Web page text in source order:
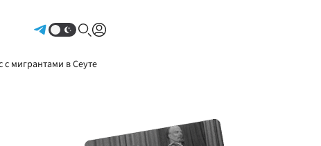
с мигрантами в Сеуте